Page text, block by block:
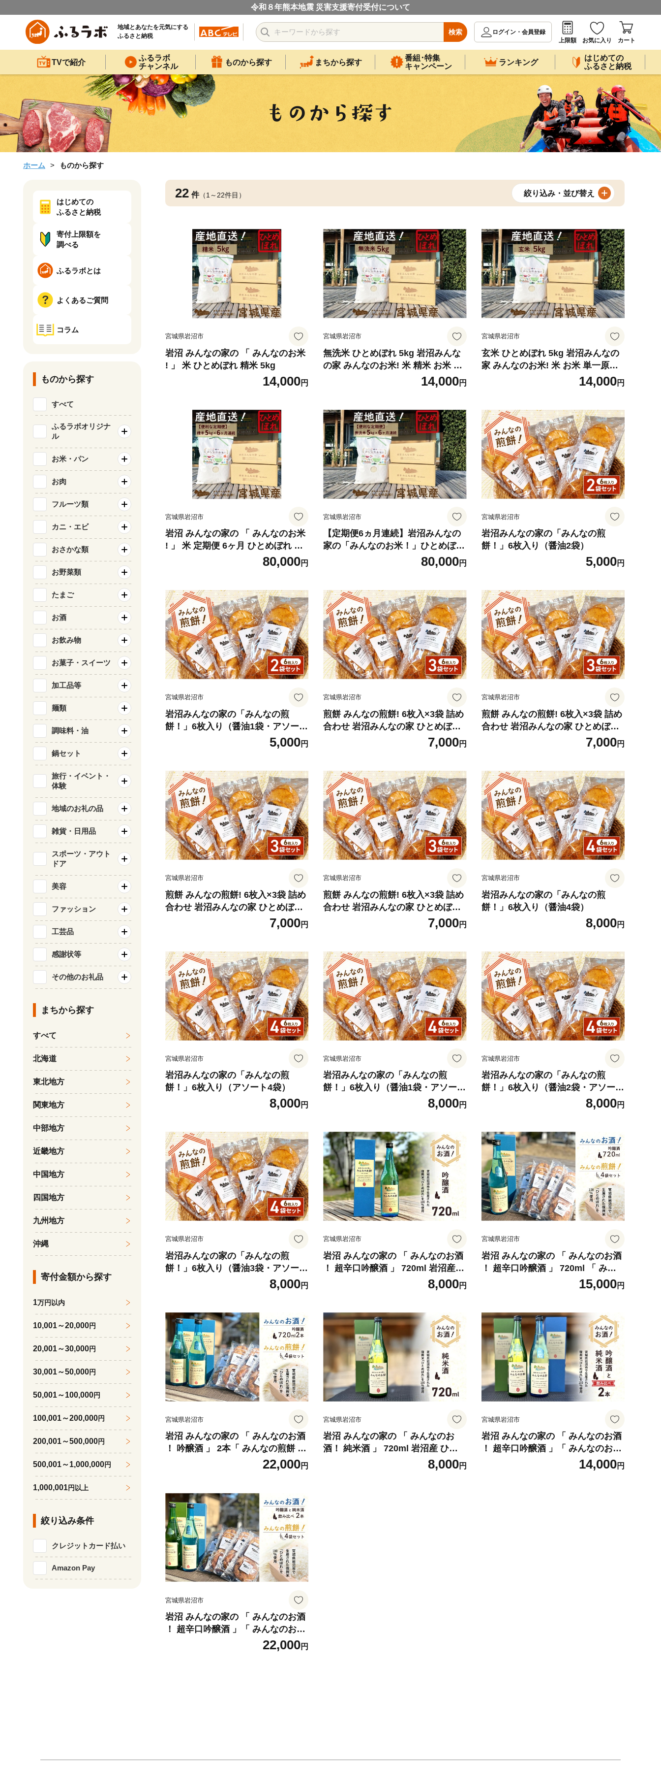
令和８年熊本地震 災害支援寄付受付について
地域とあなたを元気にする
ふるさと納税
検索
ログイン・会員登録
上限額
お気に入り カート
TVで紹介
ふるラボ
チャンネル
ものから探す まちから探す
番組･特集
キャンペーン
ランキング
はじめての
ふるさと納税
ホーム ものから探す
22 件（1～22件目） 絞り込み・並び替え
宮城県岩沼市
岩沼 みんなの家の 「 みんなのお米
! 」 米 ひとめぼれ 精米 5kg
14,000円
宮城県岩沼市
無洗米 ひとめぼれ 5kg 岩沼みんな
の家 みんなのお米! 米 精米 お米 白
米 単一原料米 ブランド米 東北 震災
支援 こめ コメ おこめ ご飯 ごはん
宮城 宮城県 岩沼市
14,000円
宮城県岩沼市
玄米 ひとめぼれ 5kg 岩沼みんなの
家 みんなのお米! 米 お米 単一原料
米 ブランド米 東北 震災 支援 こめ
コメ おこめ ご飯 ごはん 5キロ 産地
岩沼市
14,000円
宮城県岩沼市
岩沼 みんなの家の 「 みんなのお米
! 」 米 定期便 6ヶ月 ひとめぼれ 精
80,000円
宮城県岩沼市
【定期便6ヵ月連続】岩沼みんなの
家の「みんなのお米！」ひとめぼれ
80,000円
宮城県岩沼市
岩沼みんなの家の「みんなの煎
餅！」6枚入り（醤油2袋）
5,000円
宮城県岩沼市
岩沼みんなの家の「みんなの煎
餅！」6枚入り（醤油1袋・アソート
5,000円
宮城県岩沼市
煎餅 みんなの煎餅! 6枚入×3袋 詰め
合わせ 岩沼みんなの家 ひとめぼれ
おせんべい 個包装 醤油せんべい 海
苔せんべい 甘い ザラメ煎餅 七味せ
米菓 ギフト プレゼント 贈答 せんべ
え 震災 宮城 宮城県 岩沼市 6枚入り
（醤油3袋）
7,000円
宮城県岩沼市
煎餅 みんなの煎餅! 6枚入×3袋 詰め
合わせ 岩沼みんなの家 ひとめぼれ
おせんべい 個包装 醤油せんべい 海
苔せんべい 甘い ザラメ煎餅 七味せ
米菓 ギフト プレゼント 贈答 せんべ
え 震災 宮城 宮城県 岩沼市 6枚入り
（アソート3袋）
7,000円
宮城県岩沼市
煎餅 みんなの煎餅! 6枚入×3袋 詰め
合わせ 岩沼みんなの家 ひとめぼれ
おせんべい 個包装 醤油せんべい 海
苔せんべい 甘い ザラメ煎餅 七味せ
米菓 ギフト プレゼント 贈答 せんべ
え 震災 宮城 宮城県 岩沼市 6枚入り
（醤油1袋・アソート2袋）
7,000円
宮城県岩沼市
煎餅 みんなの煎餅! 6枚入×3袋 詰め
合わせ 岩沼みんなの家 ひとめぼれ
おせんべい 個包装 醤油せんべい 海
苔せんべい 甘い ザラメ煎餅 七味せ
米菓 ギフト プレゼント 贈答 せんべ
え 震災 宮城 宮城県 岩沼市 6枚入り
（醤油2袋・アソート1袋）
7,000円
宮城県岩沼市
岩沼みんなの家の「みんなの煎
餅！」6枚入り（醤油4袋）
8,000円
宮城県岩沼市
岩沼みんなの家の「みんなの煎
餅！」6枚入り（アソート4袋）
8,000円
宮城県岩沼市
岩沼みんなの家の「みんなの煎
餅！」6枚入り（醤油1袋・アソート
8,000円
宮城県岩沼市
岩沼みんなの家の「みんなの煎
餅！」6枚入り（醤油2袋・アソート
8,000円
宮城県岩沼市
岩沼みんなの家の「みんなの煎
餅！」6枚入り（醤油3袋・アソート
8,000円
宮城県岩沼市
岩沼 みんなの家の 「 みんなのお酒
！ 超辛口吟醸酒 」 720ml 岩沼産
ひとめぼれ 100％使用 日本酒8,000円
宮城県岩沼市
岩沼 みんなの家の 「 みんなのお酒
！ 超辛口吟醸酒 」 720ml 「 みん
なの煎餅 ！ 」 4袋 セット 日本酒
15,000円
宮城県岩沼市
岩沼 みんなの家の 「 みんなのお酒
！ 吟醸酒 」 2本「 みんなの煎餅 ！
」 4袋 セット 日本酒 お菓子22,000円
宮城県岩沼市
岩沼 みんなの家の 「 みんなのお
酒！ 純米酒 」 720ml 岩沼産 ひと
8,000円
宮城県岩沼市
岩沼 みんなの家の 「 みんなのお酒
！ 超辛口吟醸酒 」「 みんなのお酒
！ 純米酒 」 飲み比べ 2本 セット
14,000円
宮城県岩沼市
岩沼 みんなの家の 「 みんなのお酒
！ 超辛口吟醸酒 」「 みんなのお酒
！ 純米酒 」 飲み比べ 2本 「 みん
なの煎餅！ 」 4袋 セット 日本酒 お
22,000円
はじめての
ふるさと納税
寄付上限額を
調べる
ふるラボとは
よくあるご質問
コラム
ものから探す
すべて
ふるラボオリジナ
ル
お米・パン
お肉
フルーツ類
カニ・エビ
おさかな類
お野菜類
たまご
お酒
お飲み物
お菓子・スイーツ
加工品等
麺類
調味料・油
鍋セット
旅行・イベント・
体験
地域のお礼の品
雑貨・日用品
スポーツ・アウト
ドア
美容
ファッション
工芸品
感謝状等
その他のお礼品
まちから探す
すべて
北海道
東北地方
関東地方
中部地方
近畿地方
中国地方
四国地方
九州地方
沖縄
寄付金額から探す
1万円以内
10,001～20,000円
20,001～30,000円
30,001～50,000円
50,001～100,000円
100,001～200,000円
200,001～500,000円
500,001～1,000,000円
1,000,001円以上
絞り込み条件
クレジットカード払い
Amazon Pay